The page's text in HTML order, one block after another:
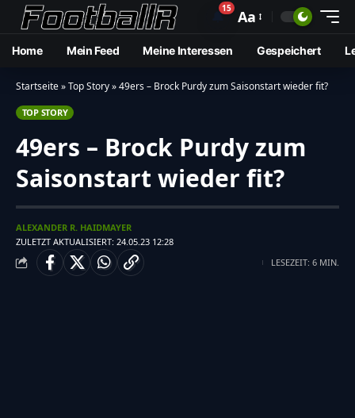
🔔15 Aa
Home Mein Feed Meine Interessen Gespeichert
Startseite»Top Story»49ers – Brock Purdy zum Saisonstart wieder fit?
TOP STORY
49ers – Brock Purdy zum
Saisonstart wieder fit?
ZULETZT AKTUALISIERT: 24.05.23 12:28
ALEXANDER R. HAIDMAYER
LESEZEIT: 6 MIN.